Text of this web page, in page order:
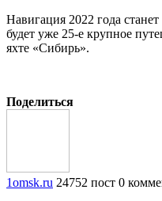
Навигация 2022 года
будет уже 25-е крупное
яхте «Сибирь».
Поделиться
1omsk.ru 24752 пост 0